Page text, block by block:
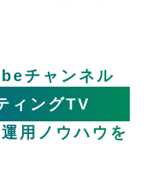
チャンネル
ィングTV
用ノウハウを